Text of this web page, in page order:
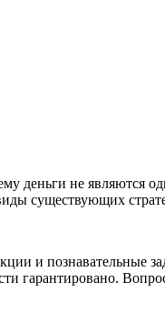
деньги не являются
существующих
и познавательные
Вопрос